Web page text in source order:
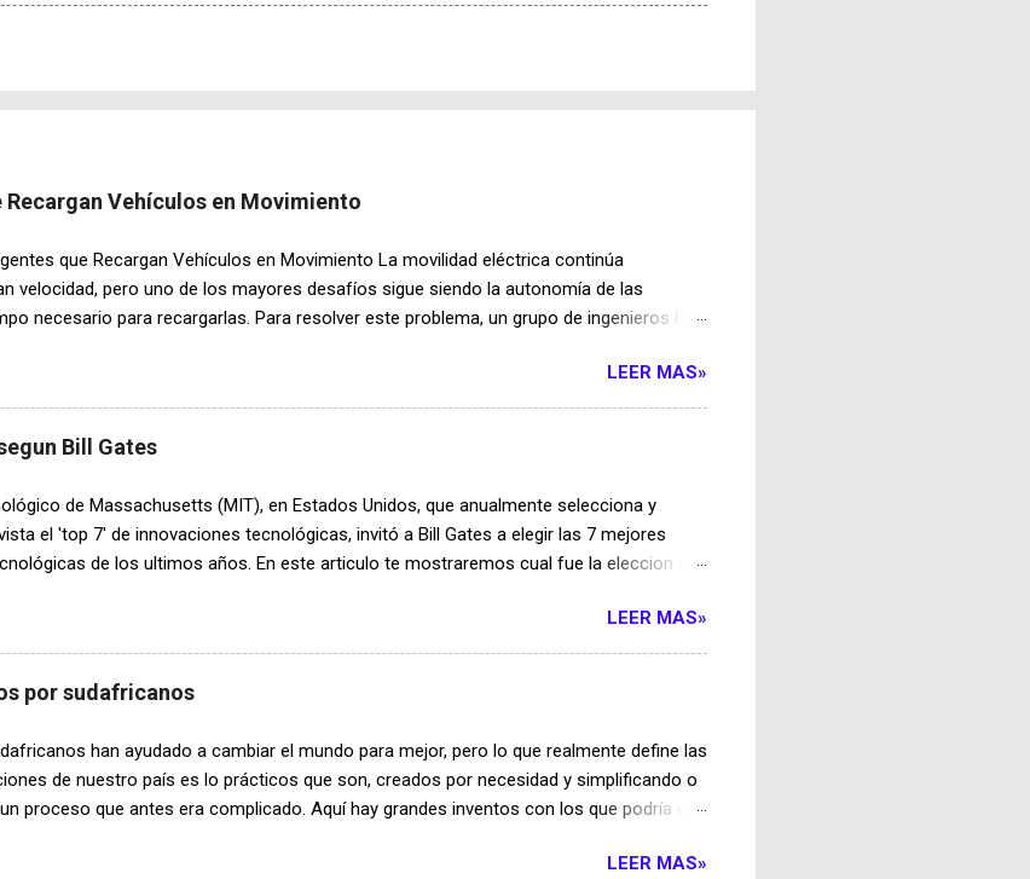
Vehículos en Movimiento
que Recargan Vehículos en Movimiento La movilidad eléctrica continúa
velocidad, pero uno de los mayores desafíos sigue siendo la autonomía de las
necesario para recargarlas. Para resolver este problema, un grupo de ingenieros ha
circulan. Esta tecnología podría transformar por completo el transporte terrestre
décadas. El funcionamiento de estas carreteras se basa en la carga inalámbrica
superficie del asfalto se instalan módulos especiales equipados con bobinas
Cuando un vehículo compatible circula sobre ellas, se genera un campo magnético
interesantes de este invento es que los segmentos de carga se activan únicamente
LEER MAS»
Bill Gates
de Massachusetts (MIT), en Estados Unidos, que anualmente selecciona y
el 'top 7' de innovaciones tecnológicas, invitó a Bill Gates a elegir las 7 mejores
de los ultimos años. En este articulo te mostraremos cual fue la eleccion de
las células sanas y estas vacunas personalizadas contra el cáncer, que actualmente
en pacientes, hacen que las defensas naturales del cuerpo destruyan solo los
por sus errores genéticos. Exámenes de sangre de diagnóstico para bebés
análisis de sangre permitirá a los médicos identificar a las mujeres propensas a
de supervivencia, al detectar variaciones en la expresión de siete genes qu...
LEER MAS»
por sudafricanos
han ayudado a cambiar el mundo para mejor, pero lo que realmente define las
de nuestro país es lo prácticos que son, creados por necesidad y simplificando o
proceso que antes era complicado. Aquí hay grandes inventos con los que podría o
, desarrolló una tecnología de energía solar que utiliza una películaLEER MAS»